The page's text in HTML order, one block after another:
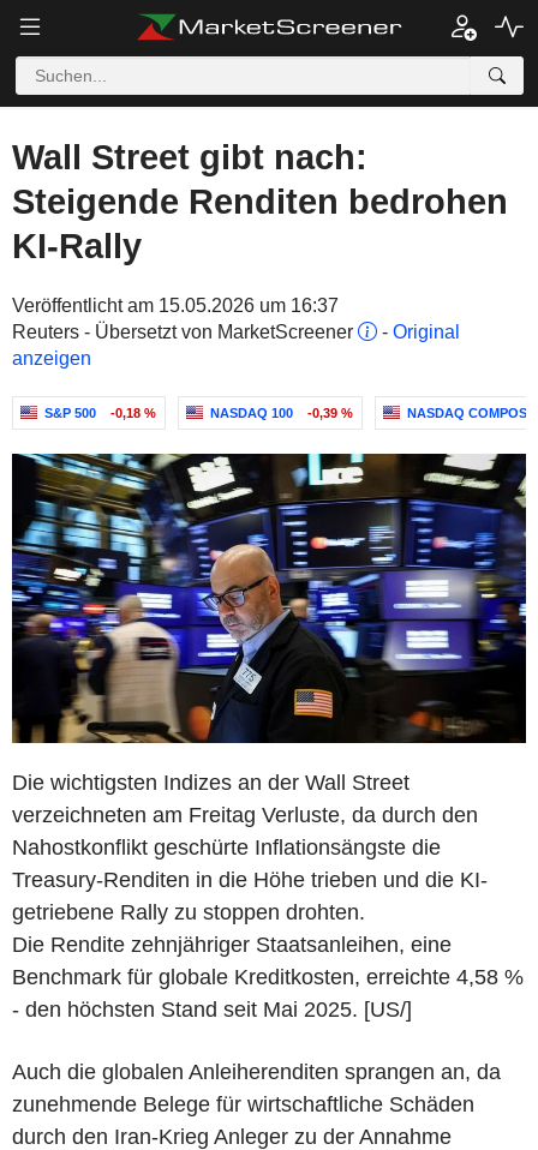
Wall Street gibt nach:
Steigende Renditen bedrohen
KI-Rally
Veröffentlicht am 15.05.2026 um 16:37
Reuters - Übersetzt von MarketScreener
- Original
anzeigen
S&P 500 -0,18 % NASDAQ 100 -0,39 % NASDAQ
Die wichtigsten Indizes an der Wall Street
verzeichneten am Freitag Verluste, da durch den
Nahostkonflikt geschürte Inflationsängste die
Treasury-Renditen in die Höhe trieben und die KI-
getriebene Rally zu stoppen drohten.
Die Rendite zehnjähriger Staatsanleihen, eine
Benchmark für globale Kreditkosten, erreichte 4,58 %
- den höchsten Stand seit Mai 2025. [US/]
Auch die globalen Anleiherenditen sprangen an, da
zunehmende Belege für wirtschaftliche Schäden
durch den Iran-Krieg Anleger zu der Annahme